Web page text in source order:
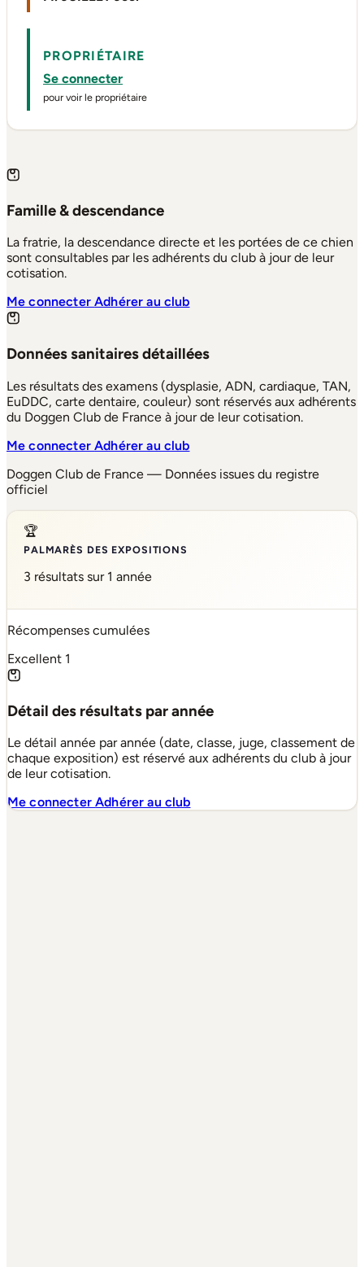
PROPRIÉTAIRE
Se connecter
pour voir le propriétaire
Famille & descendance
La fratrie, la descendance directe et les portées de ce chien
sont consultables par les adhérents du club à jour de leur
cotisation.
Me connecterAdhérer au club
Données sanitaires détaillées
Les résultats des examens (dysplasie, ADN, cardiaque, TAN,
EuDDC, carte dentaire, couleur) sont réservés aux adhérents
du Doggen Club de France à jour de leur cotisation.
Me connecterAdhérer au club
Doggen Club de France — Données issues du registre
officiel
🏆
PALMARÈS DES EXPOSITIONS
3 résultats sur 1 année
Récompenses cumulées
Excellent 1
Détail des résultats par année
Le détail année par année (date, classe, juge, classement de
chaque exposition) est réservé aux adhérents du club à jour
de leur cotisation.
Me connecterAdhérer au club